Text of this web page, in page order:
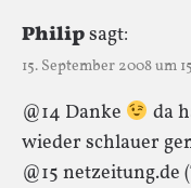
Philipsagt:
15. September 2008 um
@14 Danke
da
wieder schlauer
@15 netzeitung.de